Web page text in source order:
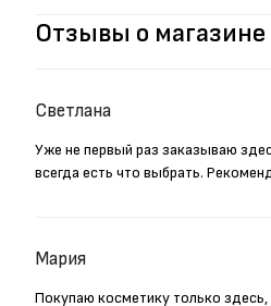
Отзывы о магазине
Светлана
Уже не первый раз заказываю
всегда есть что выбрать.
Мария
Покупаю косметику только